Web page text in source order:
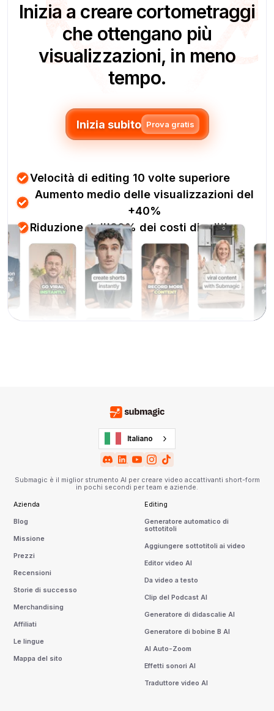
Inizia a creare cortometraggi
che ottengano più
visualizzazioni, in meno
tempo.
Inizia subito Prova gratis
Velocità di editing 10 volte superiore
Aumento medio delle visualizzazioni del
+40%
Riduzione dell'80% dei costi di editing
Italiano
Submagic è il miglior strumento AI per creare video accattivanti short-form
in pochi secondi per team e aziende.
Azienda
Blog
Missione
Prezzi
Recensioni
Storie di successo
Merchandising
Affiliati
Le lingue
Mappa del sito
Editing
Generatore automatico di
sottotitoli
Aggiungere sottotitoli ai video
Editor video AI
Da video a testo
Clip del Podcast AI
Generatore di didascalie AI
Generatore di bobine B AI
AI Auto-Zoom
Effetti sonori AI
Traduttore video AI